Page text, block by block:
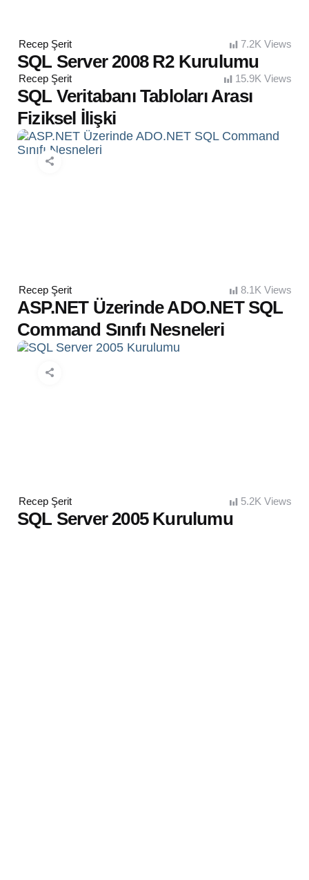
Posted
by
Recep Şerit 7.2K Views
SQL Server 2008 R2 Kurulumu
Posted
by
Recep Şerit 15.9K Views
SQL Veritabanı Tabloları Arası
Fiziksel İlişki
Posted
by
Recep Şerit 8.1K Views
ASP.NET Üzerinde ADO.NET SQL
Command Sınıfı Nesneleri
Posted
by
Recep Şerit 5.2K Views
SQL Server 2005 Kurulumu